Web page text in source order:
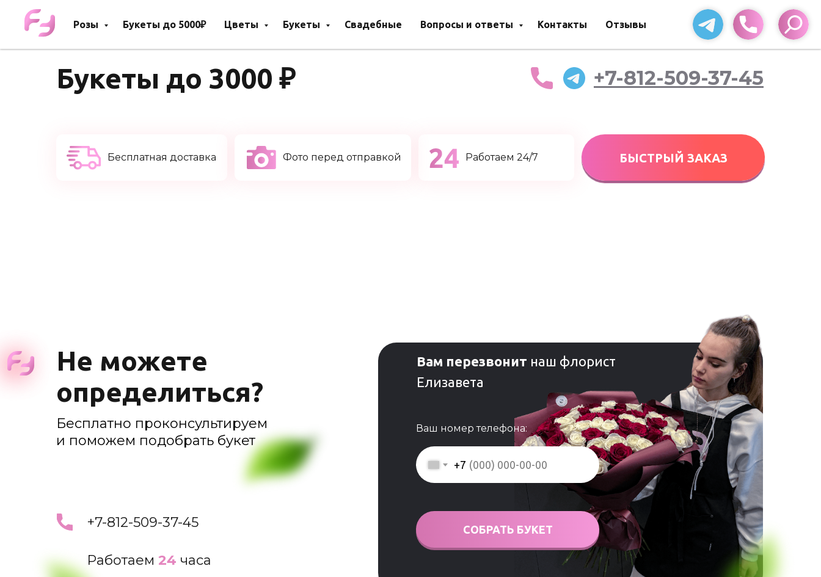
Розы Букеты до 5000₽ Цветы Букеты Свадебные Вопросы и ответы Контакты Отзывы
Букеты до 3000 ₽
Фото перед отправкой
Бесплатная доставка
+7-812-509-37-45
БЫСТРЫЙ ЗАКАЗ
Работаем 24/7
Ваш номер телефона:
+7
СОБРАТЬ БУКЕТ
Не можете
определиться?
Работаем 24 часа
+7-812-509-37-45
Вам перезвонит наш флорист
Елизавета
Бесплатно проконсультируем
и поможем подобрать букет